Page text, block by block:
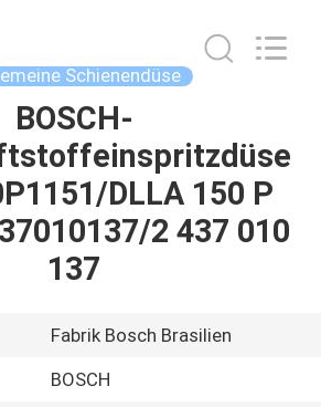
Schienendüse
BOSCH-
DLLA 150 P
2 437 010
137
Fabrik Bosch Brasilien
BOSCH